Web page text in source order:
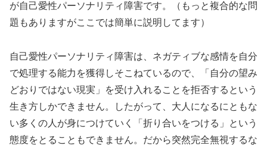
が自己愛性パーソナリティ障害です。（もっと複合的な問
題もありますがここでは簡単に説明してます）
自己愛性パーソナリティ障害は、ネガティブな感情を自分
で処理する能力を獲得しそこねているので、「自分の望み
どおりではない現実」を受け入れることを拒否するという
生き方しかできません。したがって、大人になるにともな
い多くの人が身につけていく「折り合いをつける」という
態度をとることもできません。だから突然完全無視するな